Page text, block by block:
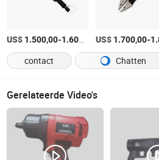
US$ 1.500,00-1.600,00 /Set
US$ 1.700,00-
contact
Chatten
Gerelateerde Video's